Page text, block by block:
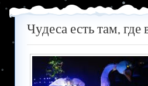
Чудеса есть там, где